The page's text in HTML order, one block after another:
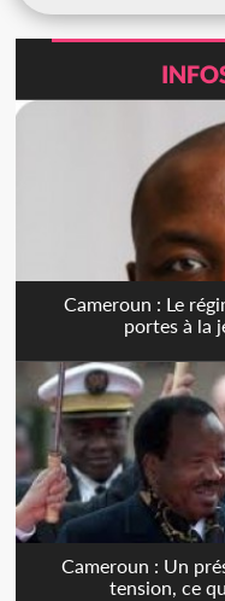
Cameroun : Le
portes à la
Cameroun : Un
tension, ce